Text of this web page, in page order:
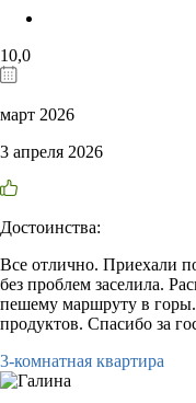
10,0
март 2026
3 апреля 2026
Достоинства:
Все отлично. Приехали
без проблем заселила.
пешему маршруту в горы.
продуктов. Спасибо за
3-комнатная квартира